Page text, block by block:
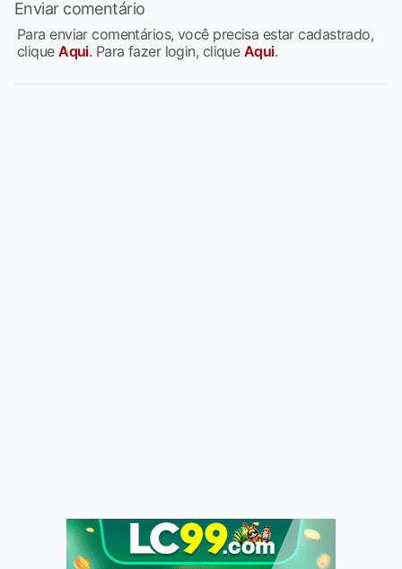
Enviar comentário
Para enviar comentários, você precisa estar cadastrado,
cliqueAqui. Para fazer login, clique Aqui.